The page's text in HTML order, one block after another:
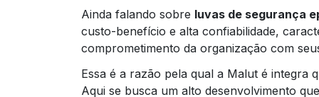
Ainda falando sobre luvas de segurança
custo-benefício e alta confiabilidade,
comprometimento da organização com
Essa é a razão pela qual a Malut é integra
Aqui se busca um alto desenvolvimento